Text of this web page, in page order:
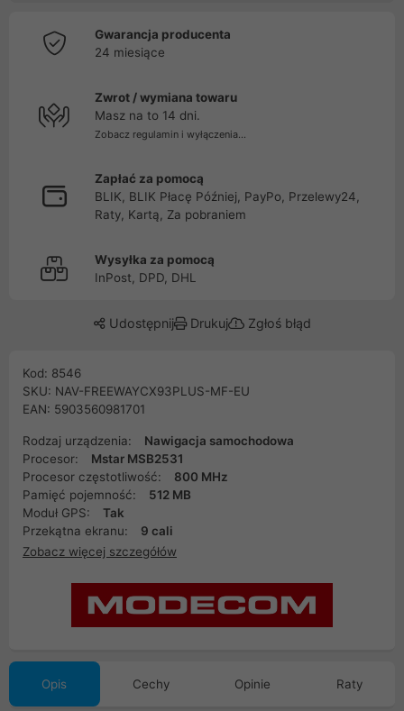
Gwarancja producenta
24 miesiące
Zwrot / wymiana towaru
Masz na to 14 dni.
Zobacz regulamin i wyłączenia...
Zapłać za pomocą
BLIK, BLIK Płacę Później, PayPo, Przelewy24,
Raty, Kartą, Za pobraniem
Wysyłka za pomocą
InPost, DPD, DHL
Udostępnij Drukuj Zgłoś błąd
Kod: 8546
SKU: NAV-FREEWAYCX93PLUS-MF-EU
EAN: 5903560981701
Rodzaj urządzenia:
Nawigacja samochodowa
Procesor:
Mstar MSB2531
Procesor częstotliwość:
800 MHz
Pamięć pojemność:
512 MB
Moduł GPS:
Tak
Przekątna ekranu:
9 cali
Zobacz więcej szczegółów
Opis Cechy Opinie Raty